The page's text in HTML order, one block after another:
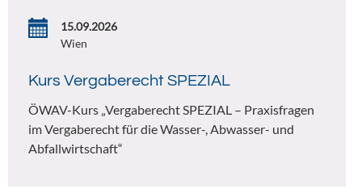
15.09.2026
Wien
Kurs Vergaberecht SPEZIAL
ÖWAV-Kurs „Vergaberecht SPEZIAL – Praxisfragen
im Vergaberecht für die Wasser-, Abwasser- und
Abfallwirtschaft“